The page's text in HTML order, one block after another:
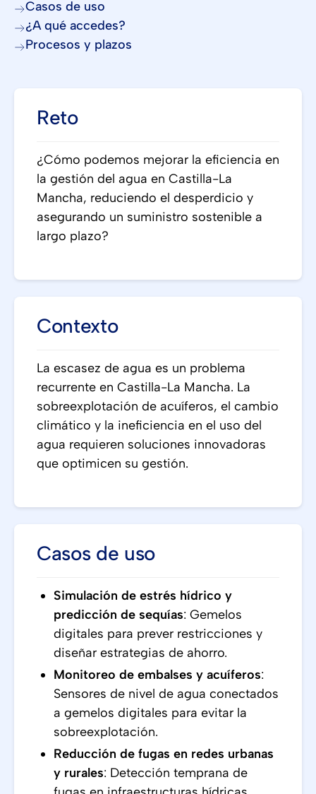
Casos de uso
¿A qué accedes?
Procesos y plazos
Reto
¿Cómo podemos mejorar la eficiencia en
la gestión del agua en Castilla-La
Mancha, reduciendo el desperdicio y
asegurando un suministro sostenible a
largo plazo?
Contexto
La escasez de agua es un problema
recurrente en Castilla-La Mancha. La
sobreexplotación de acuíferos, el cambio
climático y la ineficiencia en el uso del
agua requieren soluciones innovadoras
que optimicen su gestión.
Casos de uso
Simulación de estrés hídrico y
predicción de sequías: Gemelos
digitales para prever restricciones y
diseñar estrategias de ahorro.
Monitoreo de embalses y acuíferos:
Sensores de nivel de agua conectados
a gemelos digitales para evitar la
sobreexplotación.
Reducción de fugas en redes urbanas
y rurales: Detección temprana de